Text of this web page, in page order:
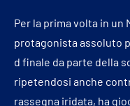
Per la prima volta in un
protagonista assoluto
d finale da parte della
ripetendosi anche
rassegna iridata, ha